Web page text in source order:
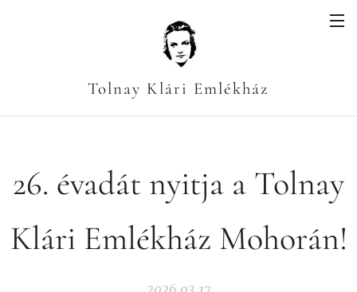
Tolnay Klári Emlékház
26. évadát nyitja a Tolnay
Klári Emlékház Mohorán!
2026.03.17